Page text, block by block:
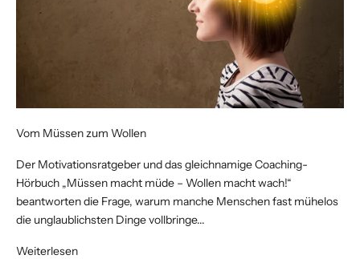
Vom Müssen zum Wollen
Der Motivationsratgeber und das gleichnamige Coaching-
Hörbuch „Müssen macht müde – Wollen macht wach!“
beantworten die Frage, warum manche Menschen fast mühelos
die unglaublichsten Dinge vollbringe...
Weiterlesen